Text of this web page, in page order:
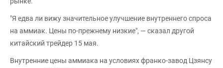
"Я едва ли вижу значительное улучшение внутреннего спроса
на аммиак. Цены по-прежнему низкие", — сказал другой
китайский трейдер 15 мая.
Внутренние цены аммиака на условиях франко-завод Цзянсу